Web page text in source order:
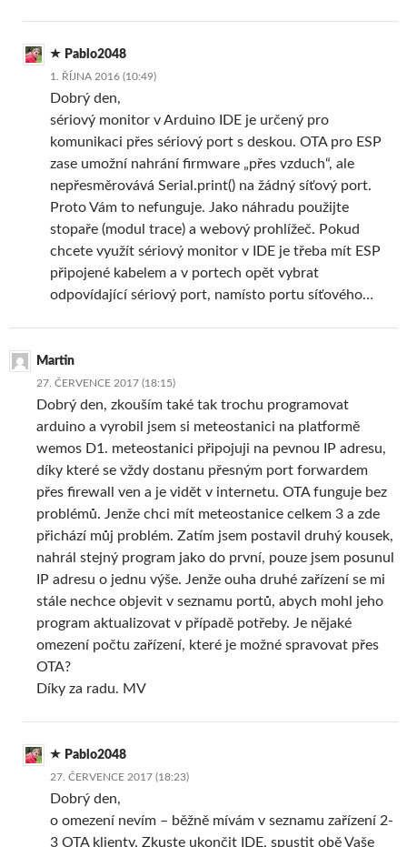
Pablo2048
1. ŘÍJNA 2016 (10:49)
Dobrý den,
sériový monitor v Arduino IDE je určený pro
komunikaci přes sériový port s deskou. OTA pro ESP
zase umožní nahrání firmware „přes vzduch“, ale
nepřesměrovává Serial.print() na žádný síťový port.
Proto Vám to nefunguje. Jako náhradu použijte
stopaře (modul trace) a webový prohlížeč. Pokud
chcete využít sériový monitor v IDE je třeba mít ESP
připojené kabelem a v portech opět vybrat
odpovídající sériový port, namísto portu síťového…
Martin
27. ČERVENCE 2017 (18:15)
Dobrý den, zkouším také tak trochu programovat
arduino a vyrobil jsem si meteostanici na platformě
wemos D1. meteostanici připojuji na pevnou IP adresu,
díky které se vždy dostanu přesným port forwardem
přes firewall ven a je vidět v internetu. OTA funguje bez
problémů. Jenže chci mít meteostanice celkem 3 a zde
přichází můj problém. Zatím jsem postavil druhý kousek,
nahrál stejný program jako do první, pouze jsem posunul
IP adresu o jednu výše. Jenže ouha druhé zařízení se mi
stále nechce objevit v seznamu portů, abych mohl jeho
program aktualizovat v případě potřeby. Je nějaké
omezení počtu zařízení, které je možné spravovat přes
OTA?
Díky za radu. MV
Pablo2048
27. ČERVENCE 2017 (18:23)
Dobrý den,
o omezení nevím – běžně mívám v seznamu zařízení 2-
3 OTA klienty. Zkuste ukončit IDE, spustit obě Vaše